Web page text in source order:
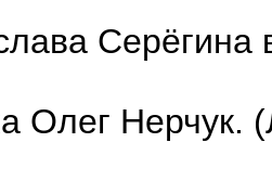
Олег Нерчук.